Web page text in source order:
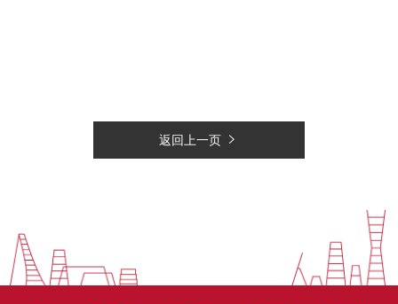
返回上一页